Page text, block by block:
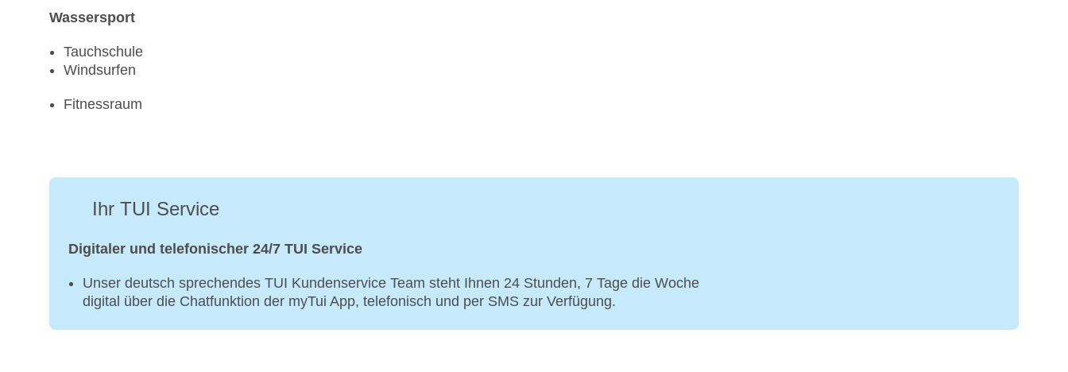
Wassersport
Tauchschule
Windsurfen
Fitnessraum
Ihr TUI Service
Digitaler und telefonischer 24/7 TUI Service
Unser deutsch sprechendes TUI Kundenservice Team steht Ihnen 24 Stunden, 7 Tage die Woche
digital über die Chatfunktion der myTui App, telefonisch und per SMS zur Verfügung.